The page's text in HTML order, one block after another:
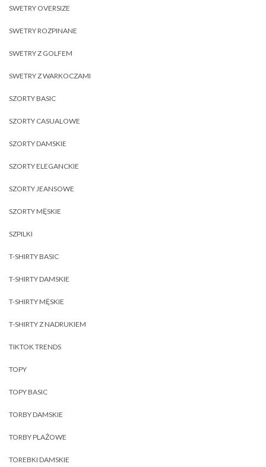
SWETRY OVERSIZE
SWETRY ROZPINANE
SWETRY Z GOLFEM
SWETRY Z WARKOCZAMI
SZORTY BASIC
SZORTY CASUALOWE
SZORTY DAMSKIE
SZORTY ELEGANCKIE
SZORTY JEANSOWE
SZORTY MĘSKIE
SZPILKI
T-SHIRTY BASIC
T-SHIRTY DAMSKIE
T-SHIRTY MĘSKIE
T-SHIRTY Z NADRUKIEM
TIKTOK TRENDS
TOPY
TOPY BASIC
TORBY DAMSKIE
TORBY PLAŻOWE
TOREBKI DAMSKIE